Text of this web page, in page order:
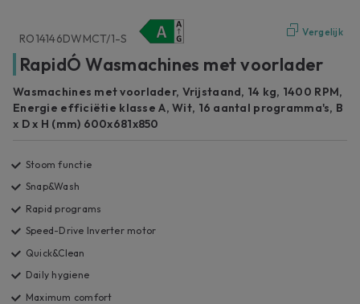
Vergelijk
RO14146DWMCT/1-S
RapidÓ Wasmachines met voorlader
Wasmachines met voorlader, Vrijstaand, 14 kg, 1400 RPM,
Energie efficiëtie klasse A, Wit, 16 aantal programma's, B
x D x H (mm) 600x681x850
Stoom functie
Snap&Wash
Rapid programs
Speed-Drive Inverter motor
Quick&Clean
Daily hygiene
Maximum comfort